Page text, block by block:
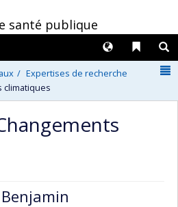
santé publique
Liens
Langues
Expertises de recherche
climatiques
Benjamin